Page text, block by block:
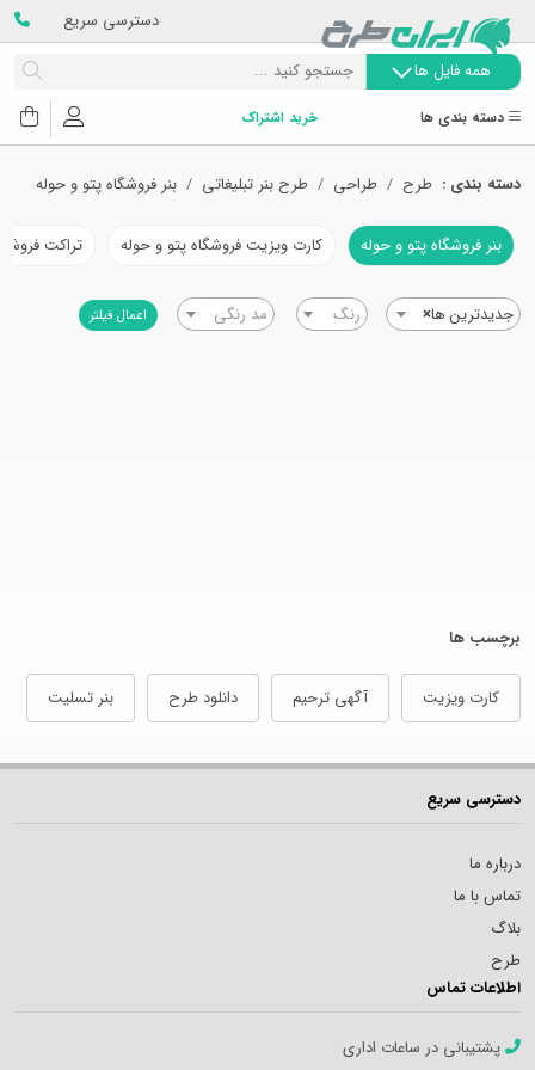
دسترسی سریع
همه فایل ها
دسته بندی ها خرید اشتراک
دسته بندی : طرح طراحی طرح بنر تبلیغاتی بنر فروشگاه پتو و حوله
بنر فروشگاه پتو و حوله کارت ویزیت فروشگاه پتو و حوله تراکت
×جدیدترین ها رنگ مد رنگی اعمال فیلتر
برچسب ها
کارت ویزیت آگهی ترحیم دانلود طرح بنر تسلیت
دسترسی سریع
درباره ما
تماس با ما
بلاگ
طرح
اطلاعات تماس
پشتیبانی در ساعات اداری